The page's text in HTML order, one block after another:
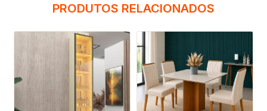
PRODUTOS RELACIONADOS